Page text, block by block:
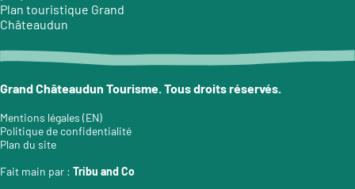
Plan touristique Grand
Châteaudun
Grand Châteaudun Tourisme. Tous droits réservés.
Mentions légales (EN)
Politique de confidentialité
Plan du site
Fait main par : Tribu and Co